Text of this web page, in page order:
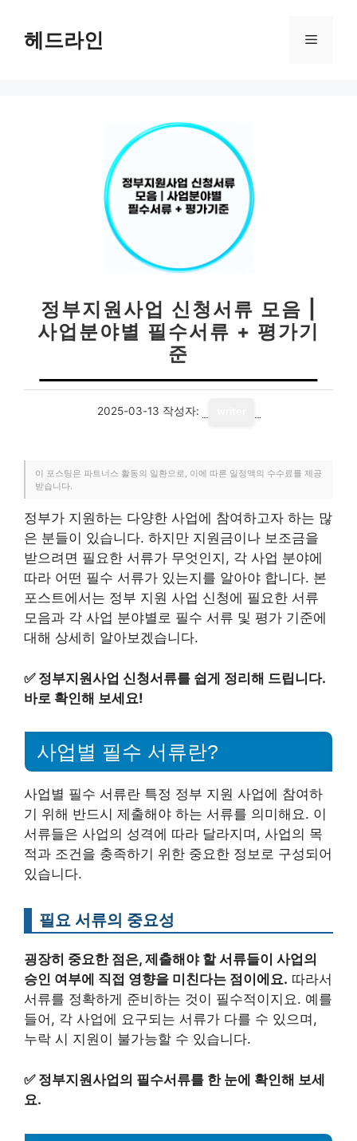
헤드라인 메
정부지원사업 신청서류 모음 |
사업분야별 필수서류 + 평가기
준
2025-03-13 작성자:
이 포스팅은 파트너스 활동의 일환으로, 이에 따른 일정액의 수수료를 제공
받습니다.
정부가 지원하는 다양한 사업에 참여하고자 하는 많
은 분들이 있습니다. 하지만 지원금이나 보조금을
받으려면 필요한 서류가 무엇인지, 각 사업 분야에
따라 어떤 필수 서류가 있는지를 알아야 합니다. 본
포스트에서는 정부 지원 사업 신청에 필요한 서류
모음과 각 사업 분야별로 필수 서류 및 평가 기준에
대해 상세히 알아보겠습니다.
✅ 정부지원사업 신청서류를 쉽게 정리해 드립니다.
바로 확인해 보세요!
사업별 필수 서류란?
사업별 필수 서류란 특정 정부 지원 사업에 참여하
기 위해 반드시 제출해야 하는 서류를 의미해요. 이
서류들은 사업의 성격에 따라 달라지며, 사업의 목
적과 조건을 충족하기 위한 중요한 정보로 구성되어
있습니다.
필요 서류의 중요성
굉장히 중요한 점은, 제출해야 할 서류들이 사업의
승인 여부에 직접 영향을 미친다는 점이에요. 따라서
서류를 정확하게 준비하는 것이 필수적이지요. 예를
들어, 각 사업에 요구되는 서류가 다를 수 있으며,
누락 시 지원이 불가능할 수 있습니다.
✅ 정부지원사업의 필수서류를 한 눈에 확인해 보세
요.